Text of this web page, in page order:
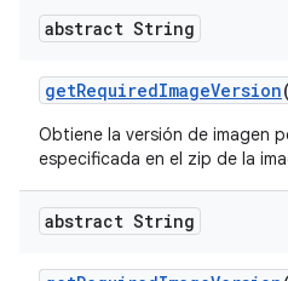
abstract String
getRequiredImageVersion
Obtiene la versión de imagen
especificada en el zip de la
abstract String